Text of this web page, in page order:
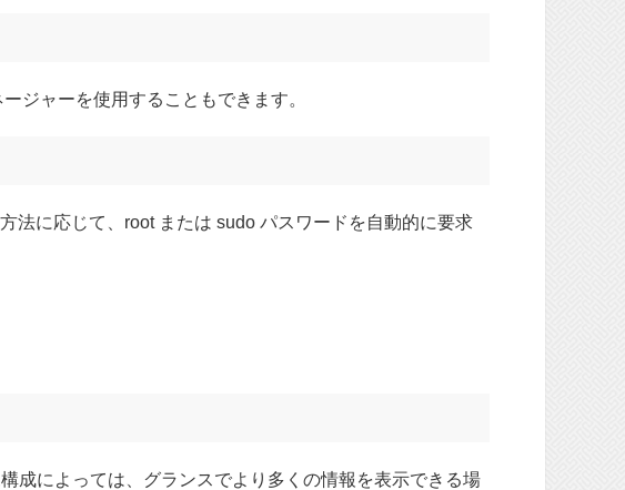
ジャーを使用することもできます。
法に応じて、root または sudo パスワードを自動的に要求
成によっては、グランスでより多くの情報を表示できる場